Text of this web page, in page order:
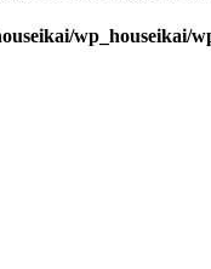
wp_houseikai/